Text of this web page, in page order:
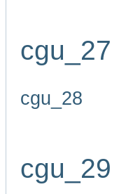
cgu_27
cgu_28
cgu_29